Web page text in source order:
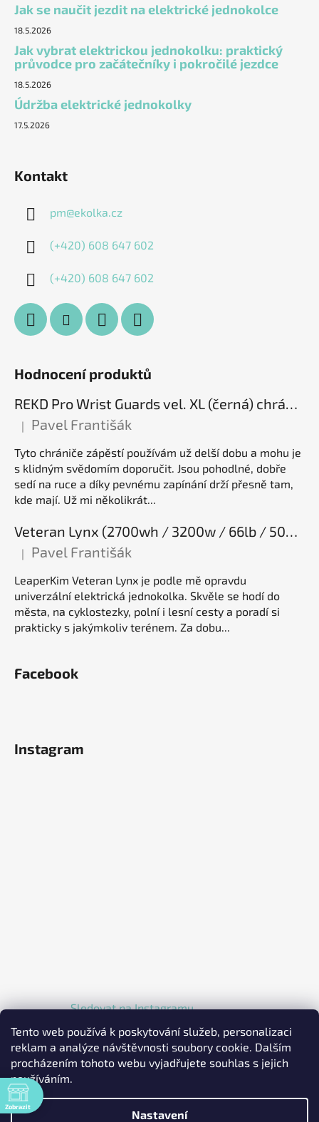
Tento web používá k poskytování služeb, personalizaci
reklam a analýze návštěvnosti soubory cookie. Dalším
procházením tohoto webu vyjadřujete souhlas s jejich
používáním.
Nastavení
Jak se naučit jezdit na elektrické jednokolce
18.5.2026
Jak vybrat elektrickou jednokolku: praktický
průvodce pro začátečníky i pokročilé jezdce
18.5.2026
Údržba elektrické jednokolky
17.5.2026
Kontakt
pm@ekolka.cz
(+420) 608 647 602
(+420) 608 647 602
Hodnocení produktů
REKD Pro Wrist Guards vel. XL (černá) chrániče zápěstí
Hodnocení produktu je 5 z 5 hvězdiček.
| Pavel Františák
Tyto chrániče zápěstí používám už delší dobu a mohu je
s klidným svědomím doporučit. Jsou pohodlné, dobře
sedí na ruce a díky pevnému zapínání drží přesně tam,
kde mají. Už mi několikrát...
Veteran Lynx (2700wh / 3200w / 66lb / 50E), elektrická jednokolka
Hodnocení produktu je 5 z 5 hvězdiček.
| Pavel Františák
LeaperKim Veteran Lynx je podle mě opravdu
univerzální elektrická jednokolka. Skvěle se hodí do
města, na cyklostezky, polní i lesní cesty a poradí si
prakticky s jakýmkoliv terénem. Za dobu...
Facebook
Instagram
Sledovat na Instagramu
Zobrazit